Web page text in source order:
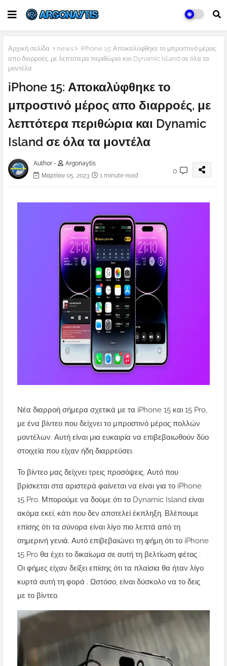
Αρχική σελίδα news
iPhone 15: Αποκαλύφθηκε το μπροστινό μέρος
απο διαρροές, με λεπτότερα περιθώρια και Dynamic Island σε όλα τα
μοντέλα
iPhone 15: Αποκαλύφθηκε το
μπροστινό μέρος απο διαρροές, με
λεπτότερα περιθώρια και Dynamic
Island σε όλα τα μοντέλα
Author -
Argonaytis
Μαρτίου 05, 2023
1 minute read
0
Νέα διαρροή σήμερα σχετικά με τα iPhone 15 και 15 Pro,
με ένα βίντεο που δείχνει το μπροστινό μέρος πολλών
μοντέλων. Αυτή είναι μια ευκαιρία να επιβεβαιωθούν δύο
στοιχεία που είχαν ήδη διαρρεύσει.
Το βίντεο μας δείχνει τρεις προσόψεις. Αυτό που
βρίσκεται στα αριστερά φαίνεται να είναι για το iPhone
15 Pro. Μπορούμε να δούμε ότι το Dynamic Island είναι
ακόμα εκεί, κάτι που δεν αποτελεί έκπληξη. Βλέπουμε
επίσης ότι τα σύνορα είναι λίγο πιο λεπτά από τη
σημερινή γενιά. Αυτό επιβεβαιώνει τη φήμη ότι το iPhone
15 Pro θα έχει το δικαίωμα σε αυτή τη βελτίωση φέτος .
Οι φήμες είχαν δείξει επίσης ότι τα πλαίσια θα ήταν λίγο
κυρτά αυτή τη φορά . Ωστόσο, είναι δύσκολο να το δεις
με το βίντεο.